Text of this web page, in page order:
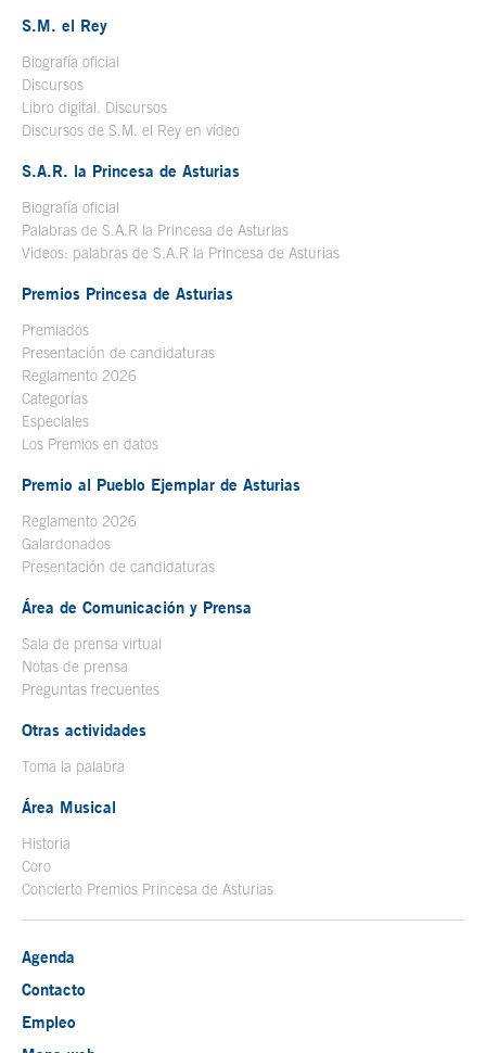
S.M. el Rey
Biografía oficial
Discursos
Libro digital. Discursos
Discursos de S.M. el Rey en vídeo
S.A.R. la Princesa de Asturias
Biografía oficial
Palabras de S.A.R la Princesa de Asturias
Videos: palabras de S.A.R la Princesa de Asturias
Premios Princesa de Asturias
Premiados
Presentación de candidaturas
Reglamento 2026
Categorías
Especiales
Los Premios en datos
Premio al Pueblo Ejemplar de Asturias
Reglamento 2026
Galardonados
Presentación de candidaturas
Área de Comunicación y Prensa
Sala de prensa virtual
Notas de prensa
Preguntas frecuentes
Otras actividades
Toma la palabra
Área Musical
Historia
Coro
Concierto Premios Princesa de Asturias
Agenda
Contacto
Empleo